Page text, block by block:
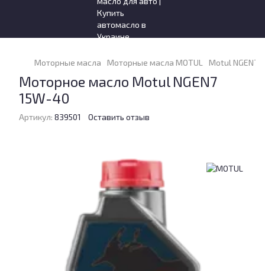
Моторные масла Моторные масла MOTUL Motul NGEN7
Моторное масло Motul NGEN7
15W-40
Артикул: 839501 Оставить отзыв